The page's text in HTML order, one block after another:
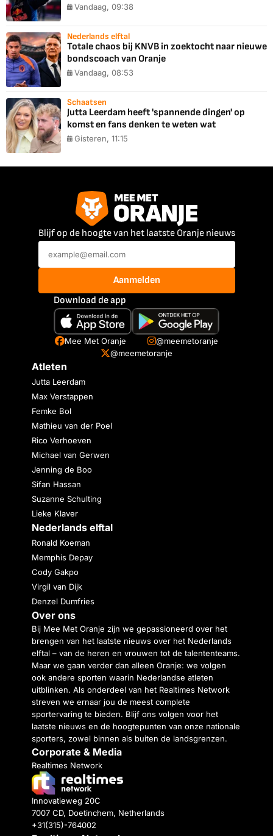
Vandaag, 09:38
Nederlands elftal
Totale chaos bij KNVB in zoektocht naar nieuwe
bondscoach van Oranje
Vandaag, 08:53
Schaatsen
Jutta Leerdam heeft 'spannende dingen' op
komst en fans denken te weten wat
Gisteren, 11:15
Blijf op de hoogte van het laatste Oranje nieuws
Aanmelden
Download de app
Mee Met Oranje
@meemetoranje
@meemetoranje
Atleten
Jutta Leerdam
Max Verstappen
Femke Bol
Mathieu van der Poel
Rico Verhoeven
Michael van Gerwen
Jenning de Boo
Sifan Hassan
Suzanne Schulting
Lieke Klaver
Nederlands elftal
Ronald Koeman
Memphis Depay
Cody Gakpo
Virgil van Dijk
Denzel Dumfries
Over ons
Bij Mee Met Oranje zijn we gepassioneerd over het
brengen van het laatste nieuws over het Nederlands
elftal – van de heren en vrouwen tot de talententeams.
Maar we gaan verder dan alleen Oranje: we volgen
ook andere sporten waarin Nederlandse atleten
uitblinken. Als onderdeel van het Realtimes Network
streven we ernaar jou de meest complete
sportervaring te bieden. Blijf ons volgen voor het
laatste nieuws en de hoogtepunten van onze nationale
sporters, zowel binnen als buiten de landsgrenzen.
Corporate & Media
Realtimes Network
Innovatieweg 20C
7007 CD, Doetinchem, Netherlands
+31(315)-764002